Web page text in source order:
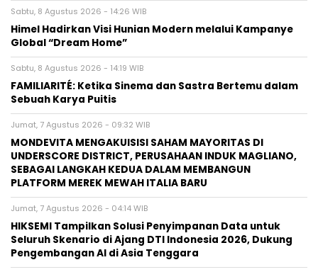
Sabtu, 8 Agustus 2026 - 14:26 WIB
Himel Hadirkan Visi Hunian Modern melalui Kampanye
Global “Dream Home”
Sabtu, 8 Agustus 2026 - 14:19 WIB
FAMILIARITÉ: Ketika Sinema dan Sastra Bertemu dalam
Sebuah Karya Puitis
Jumat, 7 Agustus 2026 - 09:32 WIB
MONDEVITA MENGAKUISISI SAHAM MAYORITAS DI
UNDERSCORE DISTRICT, PERUSAHAAN INDUK MAGLIANO,
SEBAGAI LANGKAH KEDUA DALAM MEMBANGUN
PLATFORM MEREK MEWAH ITALIA BARU
Jumat, 7 Agustus 2026 - 04:14 WIB
HIKSEMI Tampilkan Solusi Penyimpanan Data untuk
Seluruh Skenario di Ajang DTI Indonesia 2026, Dukung
Pengembangan AI di Asia Tenggara